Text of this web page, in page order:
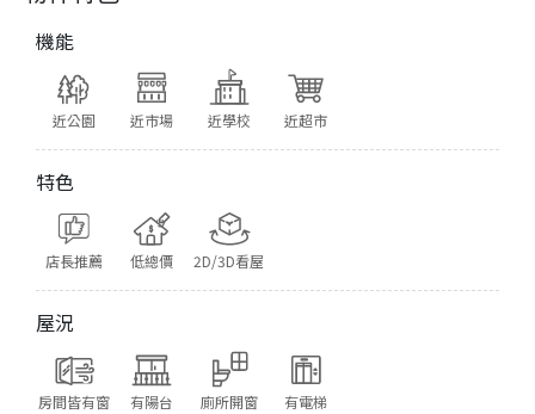
機能
近公園 近市場 近學校 近超市
特色
店長推薦 低總價 2D/3D看屋
屋況
房間皆有窗 有陽台 廁所開窗 有電梯